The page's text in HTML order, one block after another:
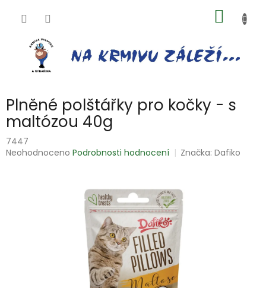
KOŠÍK
Plněné polštářky pro kočky - s
maltózou 40g
7447
Průměrné
Neohodnoceno Podrobnosti hodnocení Značka:Dafiko